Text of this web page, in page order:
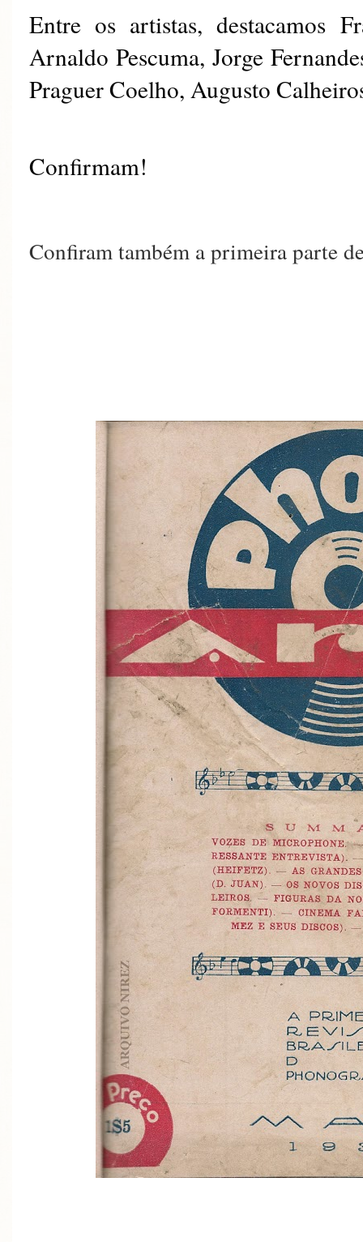
Entre os artistas, destacamos
Arnaldo Pescuma, Jorge
Praguer Coelho, Augusto
Confirmam!
Confiram também a primeira parte